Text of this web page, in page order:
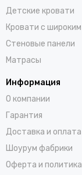
Детские кровати
Кровати с
Стеновые панели
Матрасы
Информация
О компании
Гарантия
Доставка и оплата
Шоурум фабрики
Оферта и